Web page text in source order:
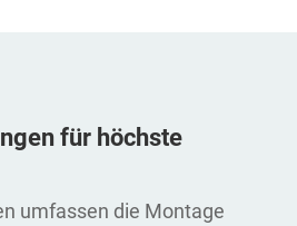
für höchste
umfassen die Montage